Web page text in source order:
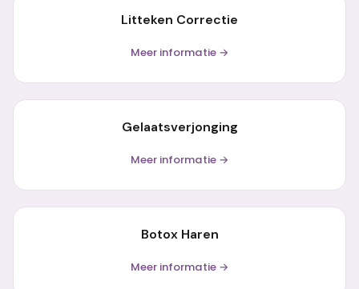
Litteken Correctie
Meer informatie →
Gelaatsverjonging
Meer informatie →
Botox Haren
Meer informatie →